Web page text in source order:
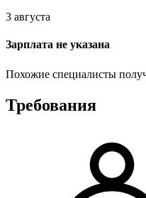
3 августа
Зарплата не указана
Похожие специалисты
Требования